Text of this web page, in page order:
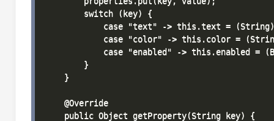
        switch (key) {
case "text" -> this.text =
case "color" -> this.color =
case "enabled" -> this.enabled =
        }
    }
    @Override
    public Object getProperty(String key) {